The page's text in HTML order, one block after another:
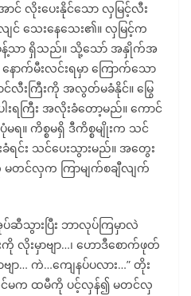
လိုးပေးနိုင်သော လှမြင့်လီး
င် သေးနေသေး၏။ လှမြင့်က
သာ ရှိသည်။ သို့သော် အနှိုက်အ
ာက်မီးလင်းရမှာ ကြောက်သော
းကြီးကို အလွတ်မခံနိုင်။ မြွေ
ါးရကြီး အလိုးခံတော့မည်။ ကောင်
။ ကိစ္စမရှိ ဒီကိစ္စမျိုးက သင်
း သင်ပေးသွားမည်။ အတွေး
မတင်လှက ကြာမျက်စချီလျက်
ဆီသွားပြီး ဘာလုပ်ကြမှာလဲ
လိုးမှာဗျာ…၊ ဟောဒီစောက်ဖုတ်
ျာ… ကဲ…ကျေနပ်ပလား…” တိုး
တင်မက ထမီကို ပင့်လှန်၍ မတင်လှ